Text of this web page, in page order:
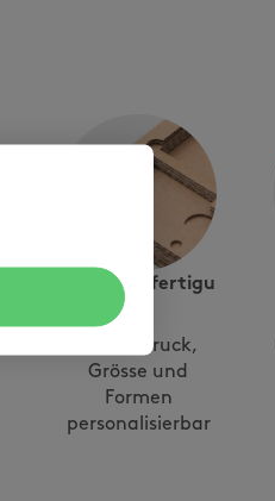
Sonderanfertigu
Farbe, Druck,
Grösse und
Formen
personalisierbar